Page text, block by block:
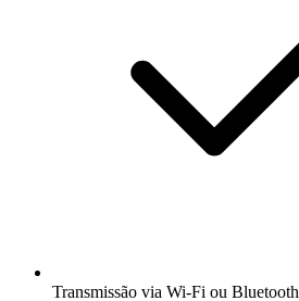
Transmissão via Wi-Fi ou Bluetooth